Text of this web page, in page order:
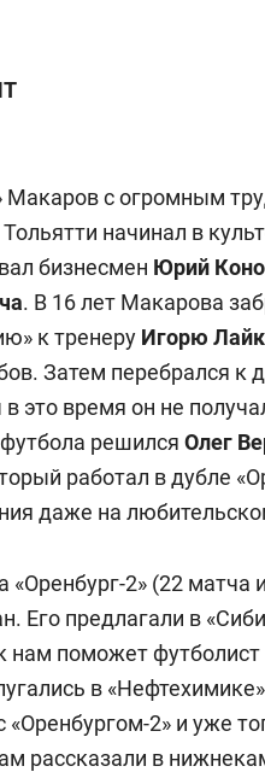
Макаров с огромным
начинал в
бизнесмен Юрий
. В 16 лет Макарова
к тренеру Игорю
Затем перебрался к
это время он не
решился Олег
работал в дубле
даже на
2» (22 матча
Его предлагали в
нам поможет футболист
в
2» и уже
рассказали в